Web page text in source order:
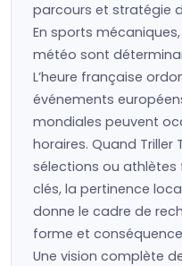
parcours et stratégie
En sports
météo sont
L’heure française
événements
mondiales peuvent
horaires. Quand Triller
sélections ou
clés, la pertinence
donne le cadre de
forme et
Une vision complète